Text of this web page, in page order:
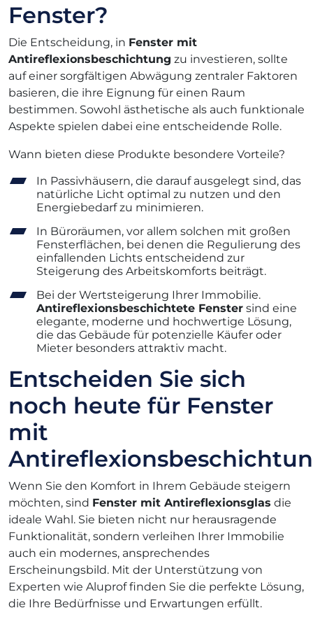
Fenster?
Die Entscheidung, in Fenster mit
Antireflexionsbeschichtung zu investieren, sollte
auf einer sorgfältigen Abwägung zentraler Faktoren
basieren, die ihre Eignung für einen Raum
bestimmen. Sowohl ästhetische als auch funktionale
Aspekte spielen dabei eine entscheidende Rolle.
Wann bieten diese Produkte besondere Vorteile?
In Passivhäusern, die darauf ausgelegt sind, das
natürliche Licht optimal zu nutzen und den
Energiebedarf zu minimieren.
In Büroräumen, vor allem solchen mit großen
Fensterflächen, bei denen die Regulierung des
einfallenden Lichts entscheidend zur
Steigerung des Arbeitskomforts beiträgt.
Bei der Wertsteigerung Ihrer Immobilie.
Antireflexionsbeschichtete Fenster sind eine
elegante, moderne und hochwertige Lösung,
die das Gebäude für potenzielle Käufer oder
Mieter besonders attraktiv macht.
Entscheiden Sie sich
noch heute für Fenster
mit
Wenn Sie den Komfort in Ihrem Gebäude steigern
möchten, sind Fenster mit Antireflexionsglas die
ideale Wahl. Sie bieten nicht nur herausragende
Funktionalität, sondern verleihen Ihrer Immobilie
auch ein modernes, ansprechendes
Erscheinungsbild. Mit der Unterstützung von
Experten wie Aluprof finden Sie die perfekte Lösung,
die Ihre Bedürfnisse und Erwartungen erfüllt.